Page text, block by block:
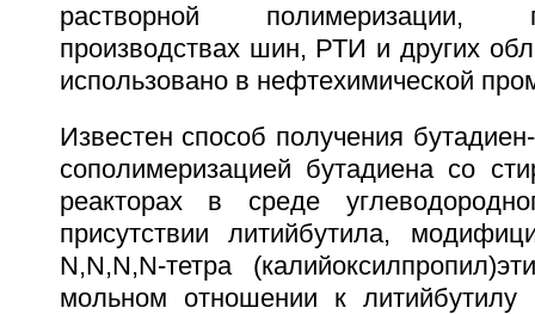
растворной полимеризации,
производствах шин, РТИ и других
использовано в нефтехимической
Известен способ получения
сополимеризацией бутадиена со
реакторах в среде
присутствии литийбутила,
N,N,N,N-тетра
мольном отношении к